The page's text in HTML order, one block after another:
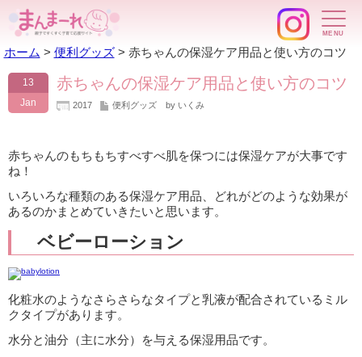
ホーム > 便利グッズ> 赤ちゃんの保湿ケア用品と使い方のコツ
13
Jan
赤ちゃんの保湿ケア用品と使い方のコツ
2017 便利グッズ by いくみ
赤ちゃんのもちもちすべすべ肌を保つには保湿ケアが大事です
ね！
いろいろな種類のある保湿ケア用品、どれがどのような効果が
あるのかまとめていきたいと思います。
ベビーローション
化粧水のようなさらさらなタイプと乳液が配合されているミル
クタイプがあります。
水分と油分（主に水分）を与える保湿用品です。